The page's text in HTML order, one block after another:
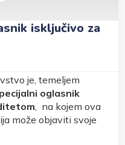
isključivo za
je, temeljem
oglasnik
, na kojem ova
može objaviti svoje